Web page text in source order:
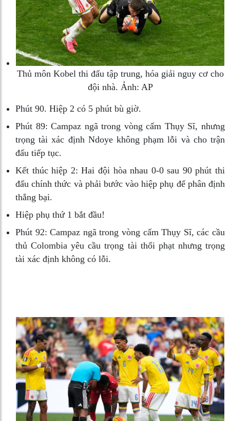
Thủ môn Kobel thi đấu tập trung, hóa giải nguy cơ cho
đội nhà. Ảnh: AP
Phút 90. Hiệp 2 có 5 phút bù giờ.
Phút 89: Campaz ngã trong vòng cấm Thụy Sĩ, nhưng
trọng tài xác định Ndoye không phạm lỗi và cho trận
đấu tiếp tục.
Kết thúc hiệp 2: Hai đội hòa nhau 0-0 sau 90 phút thi
đấu chính thức và phải bước vào hiệp phụ để phân định
thắng bại.
Hiệp phụ thứ 1 bắt đầu!
Phút 92: Campaz ngã trong vòng cấm Thụy Sĩ, các cầu
thủ Colombia yêu cầu trọng tài thổi phạt nhưng trọng
tài xác định không có lỗi.